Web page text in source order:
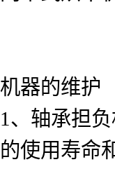
机器的维护
1、轴承担
的使用寿命